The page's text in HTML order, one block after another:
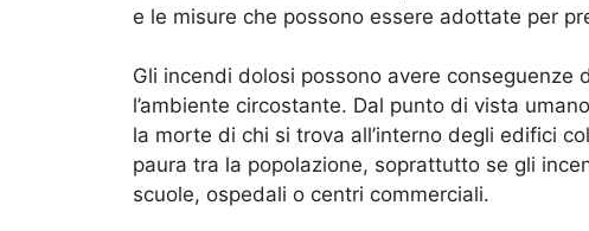
e le misure che possono essere adottate per
Gli incendi dolosi possono avere conseguenze
l’ambiente circostante. Dal punto di vista
la morte di chi si trova all’interno degli edifici
paura tra la popolazione, soprattutto se gli
scuole, ospedali o centri commerciali.